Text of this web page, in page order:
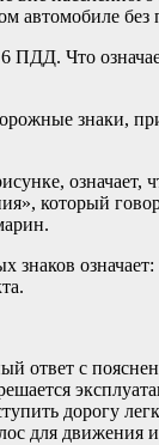
автомобиле
ПДД. Что
знаки,
означает,
который
знаков
ответ с
дорогу
для движения